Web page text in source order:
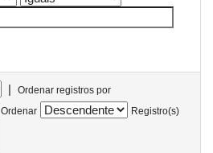
|
Ordenar registros por
Ordenar
Registro(s)